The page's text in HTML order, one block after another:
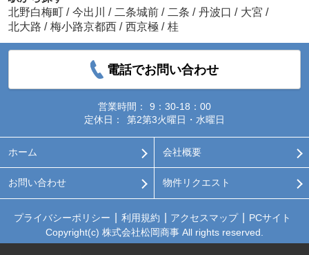
北野白梅町 / 今出川 / 二条城前 / 二条 / 丹波口 / 大宮 /
北大路 / 梅小路京都西 / 西京極 / 桂
電話でお問い合わせ
営業時間：
9：30-18：00
定休日：
第2第3火曜日・水曜日
ホーム 会社概要
お問い合わせ 物件リクエスト
プライバシーポリシー 利用規約 アクセスマップ
PCサイト
Copyright(c) 株式会社松岡商事 All rights reserved.